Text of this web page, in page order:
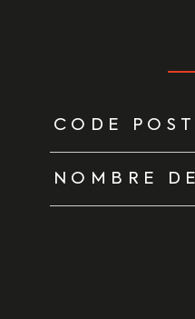
CODE
NOMBRE